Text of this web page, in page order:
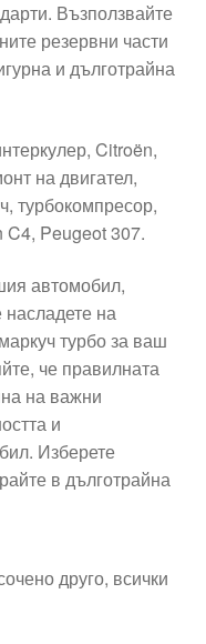
Възползвайте
резервни части
и дълготрайна
Citroën,
на двигател,
турбокомпресор,
Peugeot 307.
автомобил,
насладете на
турбо за ваш
че правилната
на важни
и
Изберете
в дълготрайна
друго, всички